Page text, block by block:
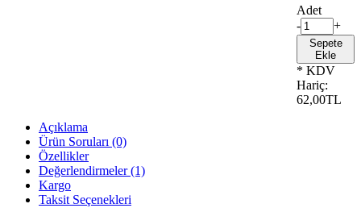
Adet
-
+
Sepete
Ekle
* KDV
Hariç:
62,00TL
Açıklama
Ürün Soruları (0)
Özellikler
Değerlendirmeler (1)
Kargo
Taksit Seçenekleri